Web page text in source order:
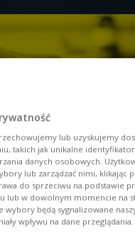
00:00
lub uzyskujemy
takich jak unikalne
danych osobowych.
lub zarządzać nimi, klikając
do sprzeciwu na podstawie
lub w dowolnym momencie na
wybory będą sygnalizowane
wpływu na dane przeglądania.